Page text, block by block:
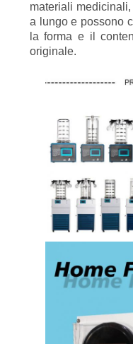
materiali
a lungo e possono
la forma e il
originale.